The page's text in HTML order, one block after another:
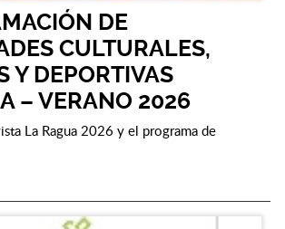
DE
CULTURALES,
Y DEPORTIVAS
– VERANO 2026
La Ragua 2026 y el programa de